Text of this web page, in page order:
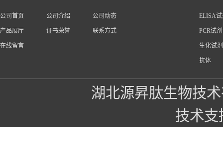
公司首页 公司介绍 公司动态
产品展厅 证书荣誉 联系方式
在线留言
ELISA
PCR试
生化试
抗体
湖北源昇肽生物技
技术